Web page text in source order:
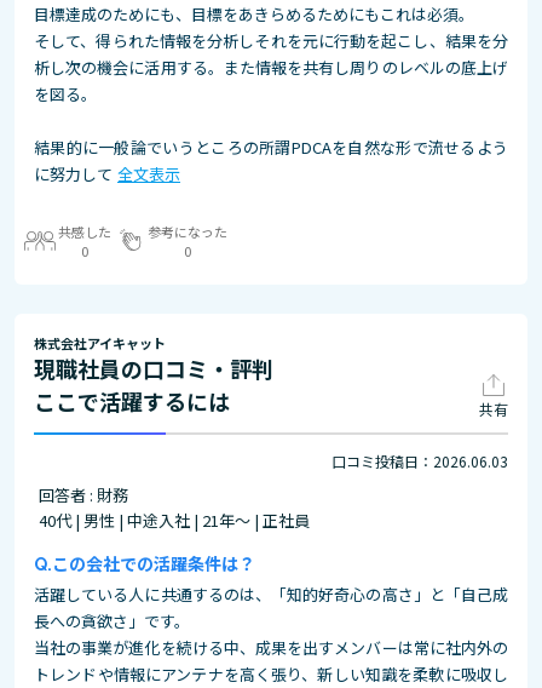
目標達成のためにも、目標をあきらめるためにもこれは必須。
そして、得られた情報を分析しそれを元に行動を起こし、結果を分
析し次の機会に活用する。また情報を共有し周りのレベルの底上げ
を図る。
結果的に一般論でいうところの所謂PDCAを自然な形で流せるよう
に努力して 全文表示
共感した
0
参考になった
0
株式会社アイキャット
現職社員の口コミ・評判
ここで活躍するには
共有
口コミ投稿日：2026.06.03
回答者 : 財務
40代 | 男性 | 中途入社 | 21年～ | 正社員
この会社での活躍条件は？
活躍している人に共通するのは、「知的好奇心の高さ」と「自己成
長への貪欲さ」です。
当社の事業が進化を続ける中、成果を出すメンバーは常に社内外の
トレンドや情報にアンテナを高く張り、新しい知識を柔軟に吸収し